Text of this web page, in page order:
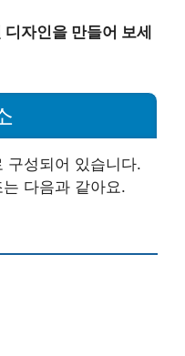
자인을 만들어 보세
구성되어 있습니다.
다음과 같아요.